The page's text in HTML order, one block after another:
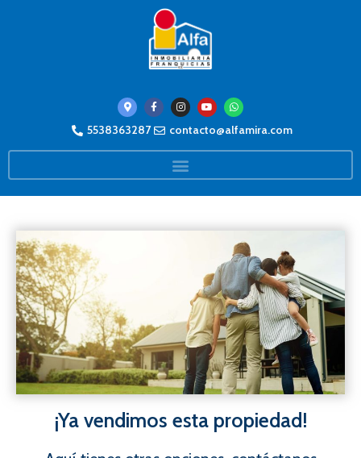
5538363287 contacto@alfamira.com
¡Ya vendimos esta propiedad!